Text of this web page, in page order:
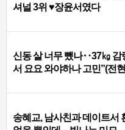
셔널 3위 ♥장윤서였다
신동 살 너무 뺐나‥37㎏ 감
서 요요 와야하나 고민”(전
송혜교, 남사친과 데이트서